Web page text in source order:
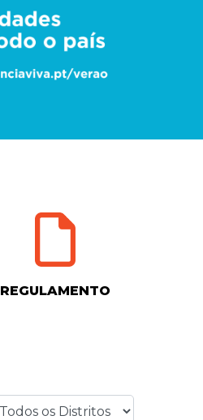
REGULAMENTO